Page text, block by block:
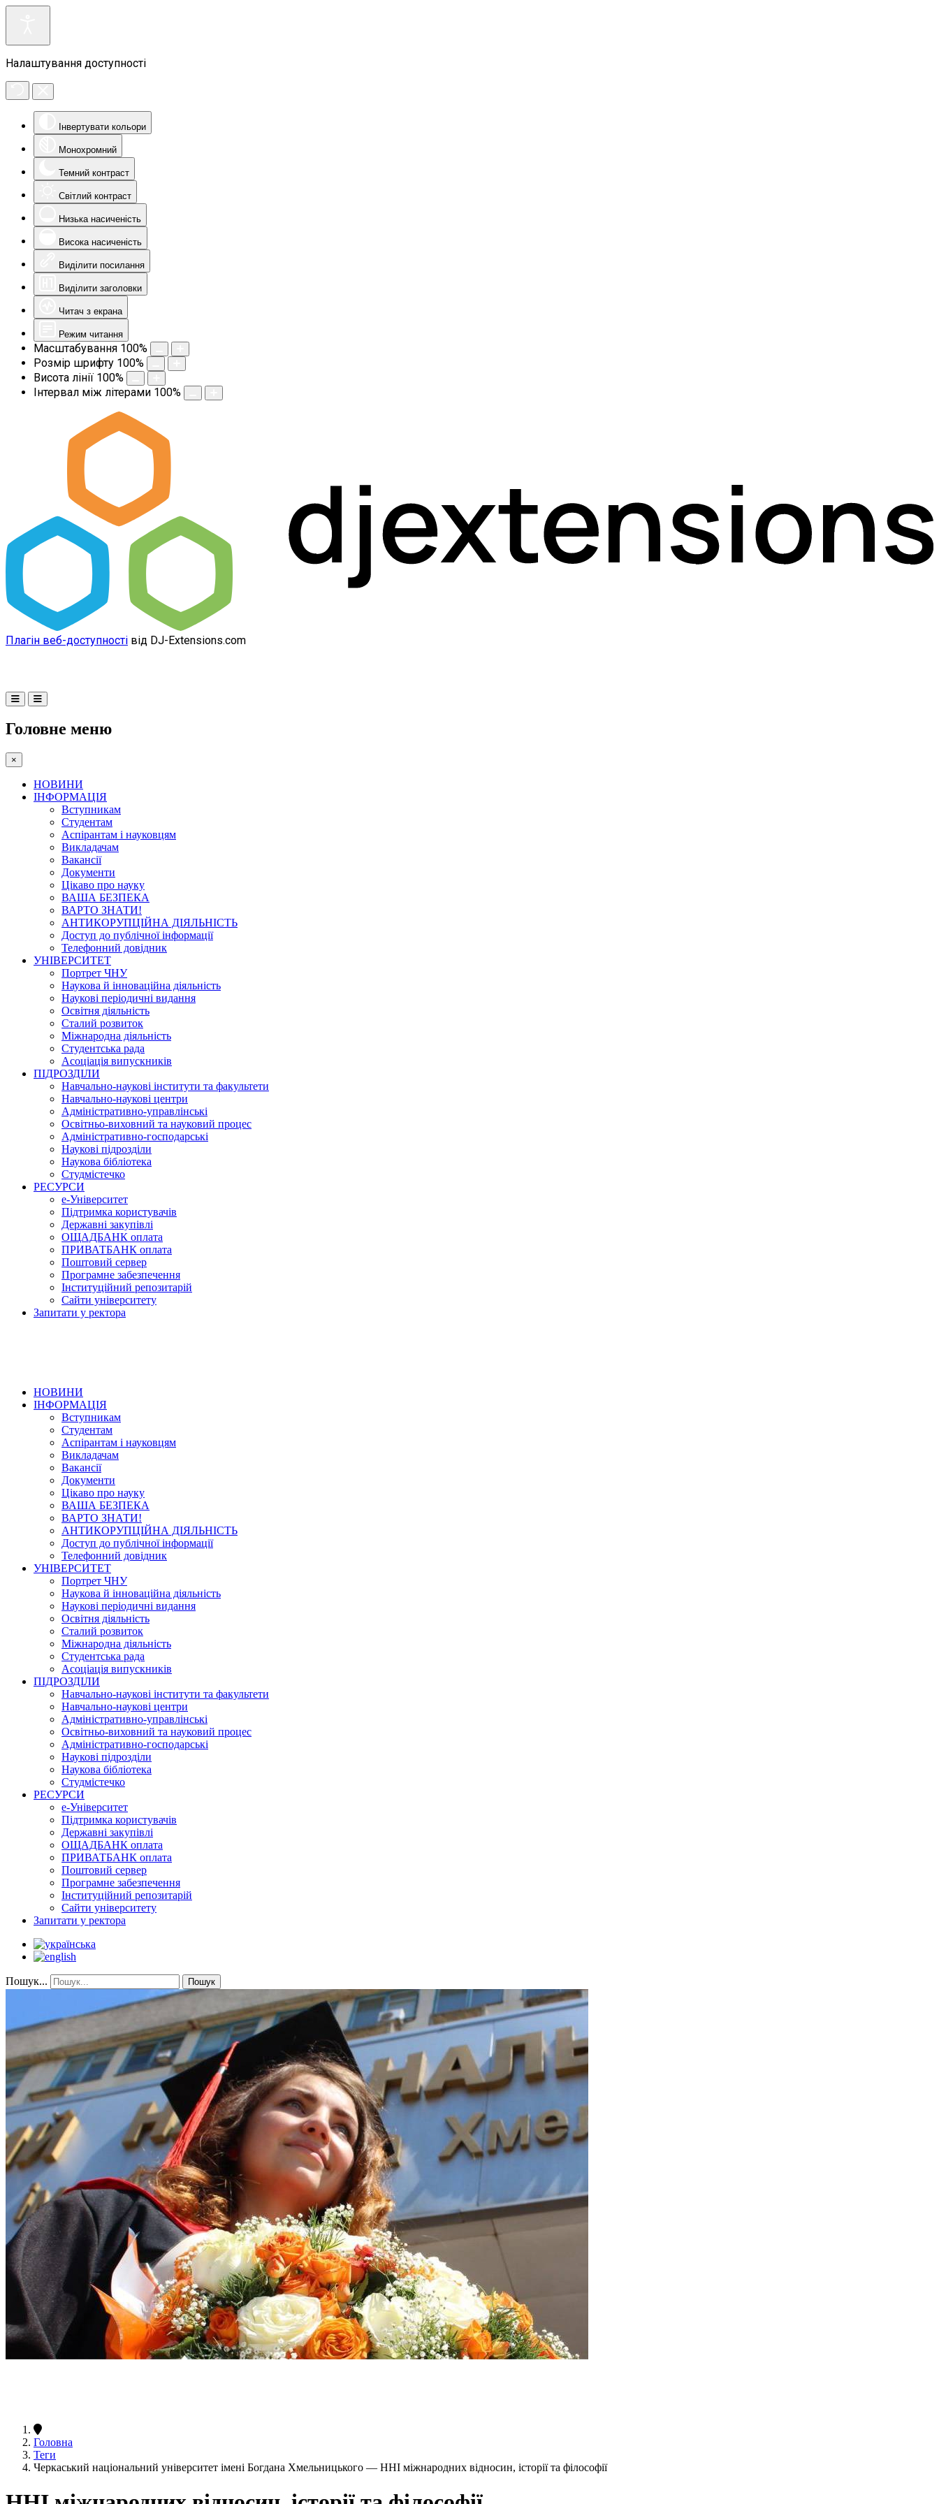
Налаштування доступності
Інвертувати кольори
Монохромний
Темний контраст
Світлий контраст
Низька насиченість
Висока насиченість
Виділити посилання
Виділити заголовки
Читач з екрана
Режим читання
Масштабування 100%
Розмір шрифту 100%
Висота лінії 100%
Інтервал між літерами 100%
Плагін веб-доступності від DJ-Extensions.com
Головне меню
×
НОВИНИ
ІНФОРМАЦІЯ
Вступникам
Студентам
Аспірантам і науковцям
Викладачам
Вакансії
Документи
Цікаво про науку
ВАША БЕЗПЕКА
ВАРТО ЗНАТИ!
АНТИКОРУПЦІЙНА ДІЯЛЬНІСТЬ
Доступ до публічної інформації
Телефонний довідник
УНІВЕРСИТЕТ
Портрет ЧНУ
Наукова й інноваційна діяльність
Наукові періодичні видання
Освітня діяльність
Сталий розвиток
Міжнародна діяльність
Студентська рада
Асоціація випускників
ПІДРОЗДІЛИ
Навчально-наукові інститути та факультети
Навчально-наукові центри
Адміністративно-управлінські
Освітньо-виховний та науковий процес
Адміністративно-господарські
Наукові підрозділи
Наукова бібліотека
Студмістечко
РЕСУРСИ
е-Університет
Підтримка користувачів
Державні закупівлі
ОЩАДБАНК оплата
ПРИВАТБАНК оплата
Поштовий сервер
Програмне забезпечення
Інституційний репозитарій
Сайти університету
Запитати у ректора
НОВИНИ
ІНФОРМАЦІЯ
Вступникам
Студентам
Аспірантам і науковцям
Викладачам
Вакансії
Документи
Цікаво про науку
ВАША БЕЗПЕКА
ВАРТО ЗНАТИ!
АНТИКОРУПЦІЙНА ДІЯЛЬНІСТЬ
Доступ до публічної інформації
Телефонний довідник
УНІВЕРСИТЕТ
Портрет ЧНУ
Наукова й інноваційна діяльність
Наукові періодичні видання
Освітня діяльність
Сталий розвиток
Міжнародна діяльність
Студентська рада
Асоціація випускників
ПІДРОЗДІЛИ
Навчально-наукові інститути та факультети
Навчально-наукові центри
Адміністративно-управлінські
Освітньо-виховний та науковий процес
Адміністративно-господарські
Наукові підрозділи
Наукова бібліотека
Студмістечко
РЕСУРСИ
е-Університет
Підтримка користувачів
Державні закупівлі
ОЩАДБАНК оплата
ПРИВАТБАНК оплата
Поштовий сервер
Програмне забезпечення
Інституційний репозитарій
Сайти університету
Запитати у ректора
Пошук... Пошук
Головна
Теги
Черкаський національний університет імені Богдана Хмельницького — ННІ міжнародних відносин, історії та філософії